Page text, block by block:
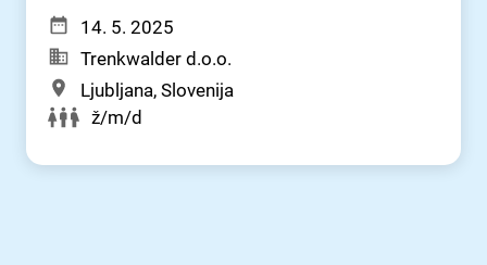
14. 5. 2025
Trenkwalder d.o.o.
Ljubljana, Slovenija
ž/m/d